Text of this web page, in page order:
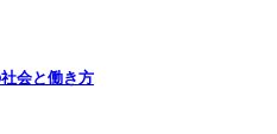
会と働き方